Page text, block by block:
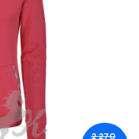
2 270